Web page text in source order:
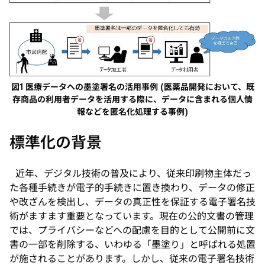
図1 医療データへの墨塗署名の活用事例 (医薬品開発において、既
存商品の利用者データを活用する際に、データに含まれる個人情
報などを匿名化処理する事例)
標準化の背景
近年、デジタル技術の普及により、従来印刷物主体だっ
た各種手続きが電子的手続きに置き換わり、データの修正
や改ざんを検出し、データの真正性を保証する電子署名技
術がますます重要となっています。現在の公的文書の管理
では、プライバシーなどへの配慮を目的として公開前に文
書の一部を削除する、いわゆる「墨塗り」と呼ばれる処置
が施されることがあります。しかし、従来の電子署名技術